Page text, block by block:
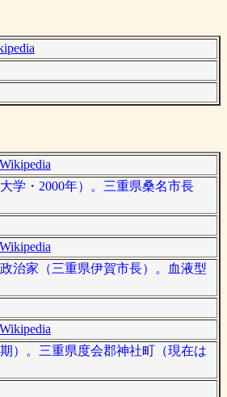
Wikipedia
学・2000年）。三重県桑名市長
Wikipedia
治家（三重県伊賀市長）。血液型
Wikipedia
）。三重県度会郡神社町（現在は